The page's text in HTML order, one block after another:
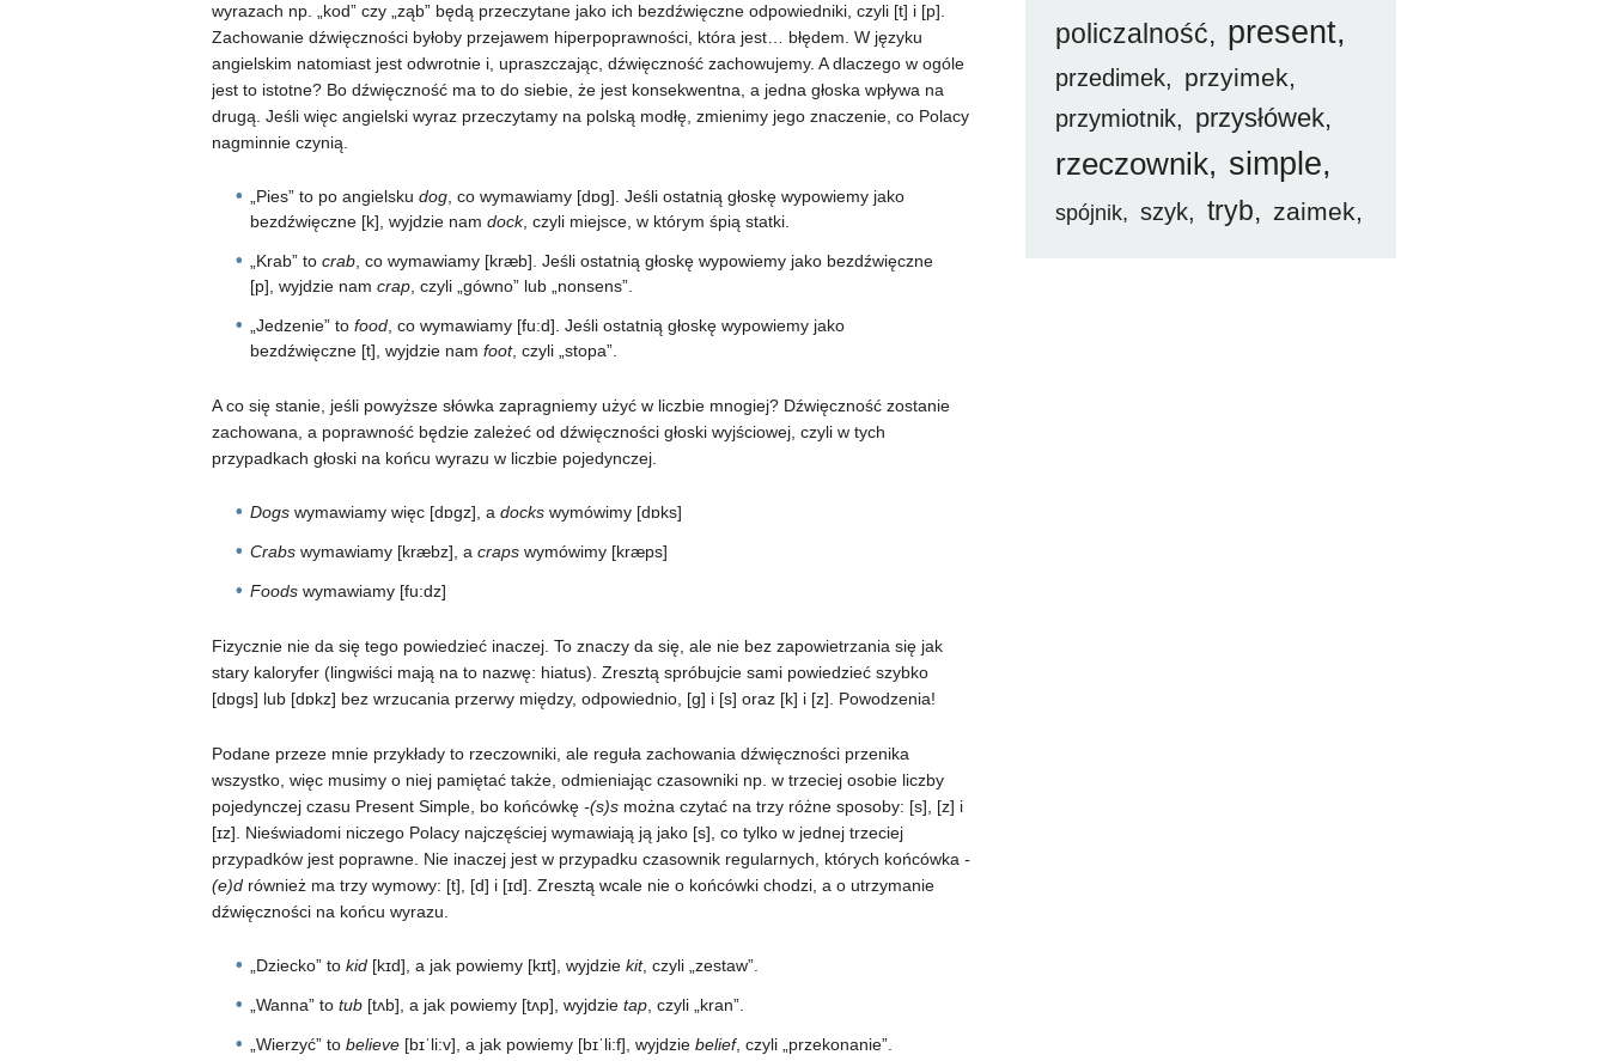
wyrazach np. „kod” czy „ząb” będą przeczytane jako ich bezdźwięczne odpowiedniki, czyli [t] i [p].
Zachowanie dźwięczności byłoby przejawem hiperpoprawności, która jest… błędem. W języku
angielskim natomiast jest odwrotnie i, upraszczając, dźwięczność zachowujemy. A dlaczego w ogóle
jest to istotne? Bo dźwięczność ma to do siebie, że jest konsekwentna, a jedna głoska wpływa na
drugą. Jeśli więc angielski wyraz przeczytamy na polską modłę, zmienimy jego znaczenie, co Polacy
nagminnie czynią.
„Pies” to po angielsku dog, co wymawiamy [dɒɡ]. Jeśli ostatnią głoskę wypowiemy jako
bezdźwięczne [k], wyjdzie nam dock, czyli miejsce, w którym śpią statki.
„Krab” to crab, co wymawiamy [kræb]. Jeśli ostatnią głoskę wypowiemy jako bezdźwięczne
[p], wyjdzie nam crap, czyli „gówno” lub „nonsens”.
„Jedzenie” to food, co wymawiamy [fu:d]. Jeśli ostatnią głoskę wypowiemy jako
bezdźwięczne [t], wyjdzie nam foot, czyli „stopa”.
A co się stanie, jeśli powyższe słówka zapragniemy użyć w liczbie mnogiej? Dźwięczność zostanie
zachowana, a poprawność będzie zależeć od dźwięczności głoski wyjściowej, czyli w tych
przypadkach głoski na końcu wyrazu w liczbie pojedynczej.
Dogswymawiamy więc [dɒɡz], a dockswymówimy [dɒks]
Crabswymawiamy [kræbz], a crapswymówimy [kræps]
Foodswymawiamy [fu:dz]
Fizycznie nie da się tego powiedzieć inaczej. To znaczy da się, ale nie bez zapowietrzania się jak
stary kaloryfer (lingwiści mają na to nazwę: hiatus). Zresztą spróbujcie sami powiedzieć szybko
[dɒɡs] lub [dɒkz] bez wrzucania przerwy między, odpowiednio, [g] i [s] oraz [k] i [z]. Powodzenia!
Podane przeze mnie przykłady to rzeczowniki, ale reguła zachowania dźwięczności przenika
wszystko, więc musimy o niej pamiętać także, odmieniając czasowniki np. w trzeciej osobie liczby
pojedynczej czasu Present Simple, bo końcówkę -(s)smożna czytać na trzy różne sposoby: [s], [z] i
[ɪz]. Nieświadomi niczego Polacy najczęściej wymawiają ją jako [s], co tylko w jednej trzeciej
przypadków jest poprawne. Nie inaczej jest w przypadku czasownik regularnych, których końcówka -
(e)drównież ma trzy wymowy: [t], [d] i [ɪd]. Zresztą wcale nie o końcówki chodzi, a o utrzymanie
dźwięczności na końcu wyrazu.
„Dziecko” to kid [kɪd], a jak powiemy [kɪt], wyjdzie kit, czyli „zestaw”.
„Wanna” to tub[tʌb], a jak powiemy [tʌp], wyjdzie tap, czyli „kran”.
„Wierzyć” to believe [bɪˈli:v], a jak powiemy [bɪˈli:f], wyjdzie belief, czyli „przekonanie”.
policzalność present
przedimek przyimek
przymiotnik przysłówek
rzeczownik simple
spójnik szyk tryb zaimek